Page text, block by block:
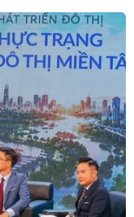
ảnh: Hùng
diễn biến phức